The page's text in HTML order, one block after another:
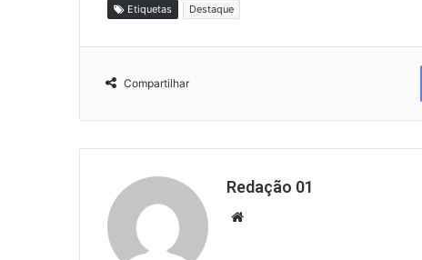
Etiquetas Destaque
Compartilhar
Redação 01
Website